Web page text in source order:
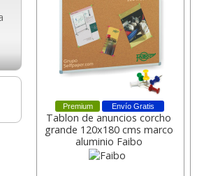
Envío Gratis
Premium
Tablon de anuncios corcho
grande 120x180 cms marco
aluminio Faibo